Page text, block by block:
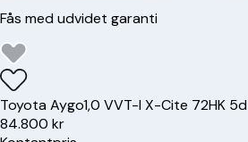
Fås med udvidet garanti
ToyotaAygo1,0 VVT-I X-Cite 72HK 5d
84.800 kr